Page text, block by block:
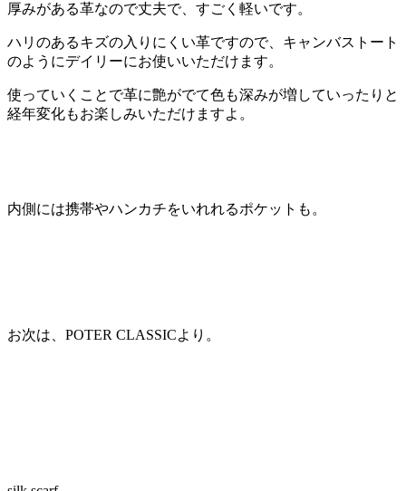
厚みがある革なので丈夫で、すごく軽いです。
ハリのあるキズの入りにくい革ですので、キャンバストート
のようにデイリーにお使いいただけます。
使っていくことで革に艶がでて色も深みが増していったりと
経年変化もお楽しみいただけますよ。
内側には携帯やハンカチをいれれるポケットも。
お次は、POTER CLASSICより。